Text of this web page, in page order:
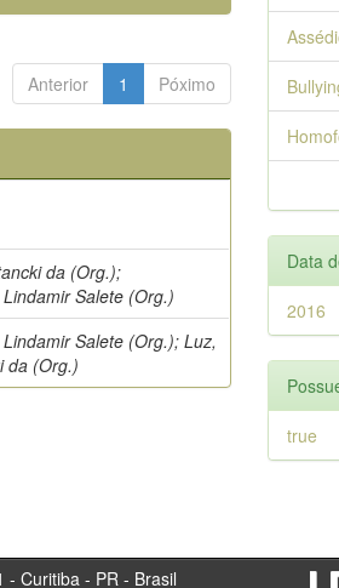
Anterior 1 Póximo
da (Org.);
Salete (Org.)
Salete (Org.); Luz,
da (Org.)
Data
2016
true
901 - Curitiba - PR - Brasil